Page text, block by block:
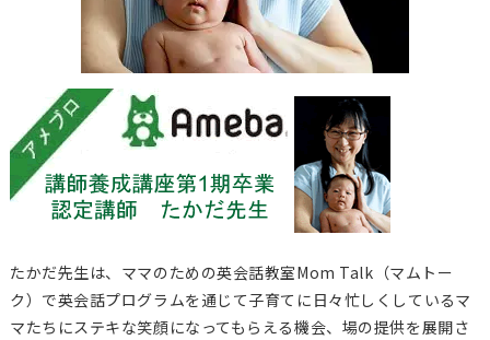
たかだ先生は、ママのための英会話教室Mom Talk（マムトー
ク）で英会話プログラムを通じて子育てに日々忙しくしているマ
マたちにステキな笑顔になってもらえる機会、場の提供を展開さ